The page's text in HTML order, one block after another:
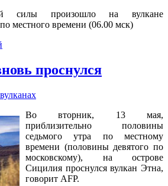
силы произошло на вулкане
местного времени (06.00 мск)
проснулся
Во вторник, 13 мая,
приблизительно половины
седьмого утра по местному
времени (половины девятого по
московскому), на острове
Сицилия проснулся вулкан Этна,
говорит AFP.